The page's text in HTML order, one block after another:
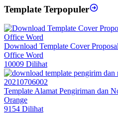
Template Terpopuler
Download Template Cover
Office Word
10009 Dilihat
Template Alamat Pengiriman dan
Orange
9154 Dilihat